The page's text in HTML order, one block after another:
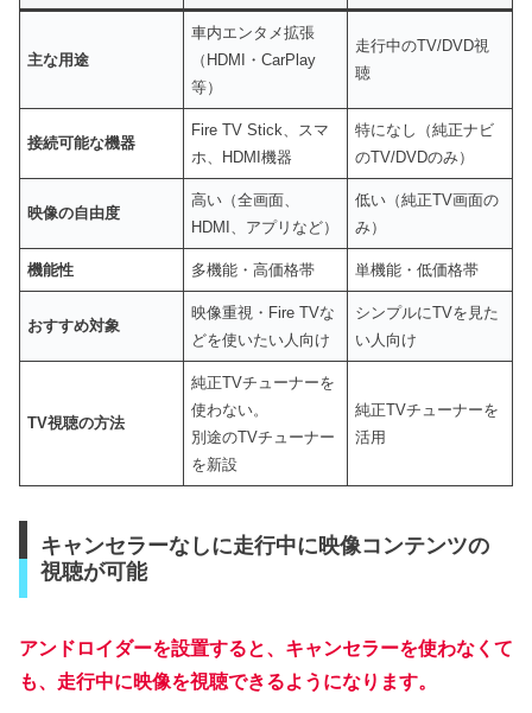
主な用途
車内エンタメ拡張
（HDMI・CarPlay
等）
走行中のTV/DVD視
聴
接続可能な機器
Fire TV Stick、スマ
ホ、HDMI機器
特になし（純正ナビ
のTV/DVDのみ）
映像の自由度
高い（全画面、
HDMI、アプリなど）
低い（純正TV画面の
み）
機能性 多機能・高価格帯 単機能・低価格帯
おすすめ対象
映像重視・Fire TVな
どを使いたい人向け
シンプルにTVを見た
い人向け
TV視聴の方法
純正TVチューナーを
使わない。
別途のTVチューナー
を新設
純正TVチューナーを
活用
キャンセラーなしに走行中に映像コンテンツの
視聴が可能
アンドロイダーを設置すると、キャンセラーを使わなくて
も、走行中に映像を視聴できるようになります。